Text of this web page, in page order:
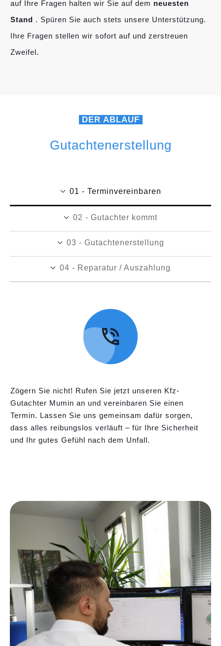
auf Ihre Fragen halten wir Sie auf dem neuesten
Stand . Spüren Sie auch stets unsere Unterstützung.
Ihre Fragen stellen wir sofort auf und zerstreuen
Zweifel.
DER ABLAUF
Gutachtenerstellung
01 - Terminvereinbaren
02 - Gutachter kommt
03 - Gutachtenerstellung
04 - Reparatur / Auszahlung
Zögern Sie nicht! Rufen Sie jetzt unseren Kfz-
Gutachter Mumin an und vereinbaren Sie einen
Termin. Lassen Sie uns gemeinsam dafür sorgen,
dass alles reibungslos verläuft – für Ihre Sicherheit
und Ihr gutes Gefühl nach dem Unfall.